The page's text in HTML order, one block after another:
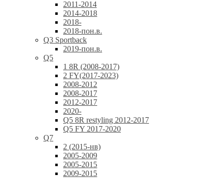
2011-2014
2014-2018
2018-
2018-пон.в.
Q3 Sportback
2019-пон.в.
Q5
1 8R (2008-2017)
2 FY(2017-2023)
2008-2012
2008-2017
2012-2017
2020-
Q5 8R restyling 2012-2017
Q5 FY 2017-2020
Q7
2 (2015-нв)
2005-2009
2005-2015
2009-2015